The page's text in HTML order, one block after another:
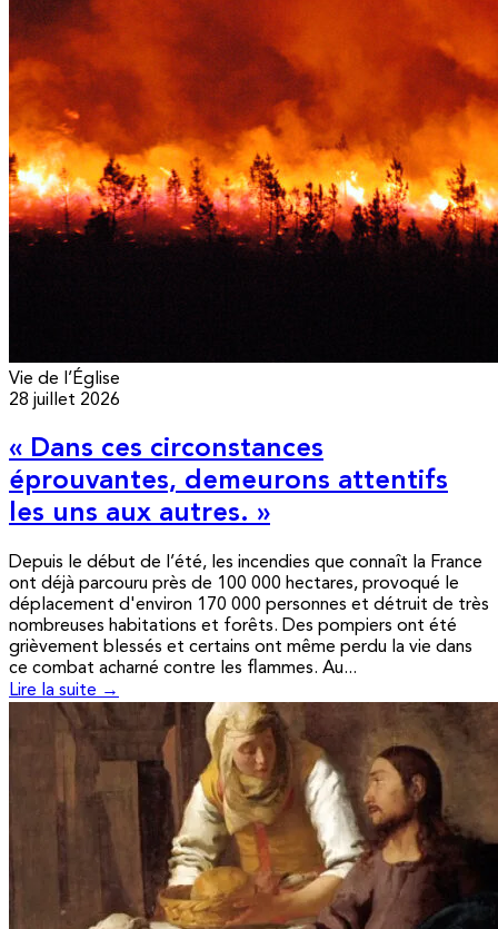
Vie de l’Église
28 juillet 2026
« Dans ces circonstances
éprouvantes, demeurons attentifs
les uns aux autres. »
Depuis le début de l’été, les incendies que connaît la France
ont déjà parcouru près de 100 000 hectares, provoqué le
déplacement d'environ 170 000 personnes et détruit de très
nombreuses habitations et forêts. Des pompiers ont été
grièvement blessés et certains ont même perdu la vie dans
ce combat acharné contre les flammes. Au...
Lire la suite →